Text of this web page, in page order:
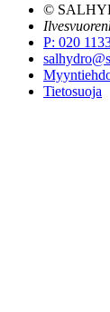
©
P: 020
Tietosuoja